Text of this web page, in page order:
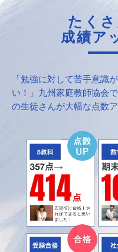
たく
成績ア
「勉強に対して苦手意識
い！」九州家庭教師協会
の生徒さんが大幅な点数